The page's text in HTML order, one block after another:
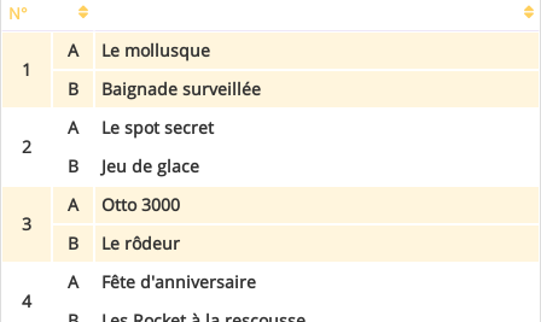
N°
1
A
Le mollusque
B
Baignade surveillée
2
A
Le spot secret
B
Jeu de glace
3
A
Otto 3000
B
Le rôdeur
4
A
Fête d'anniversaire